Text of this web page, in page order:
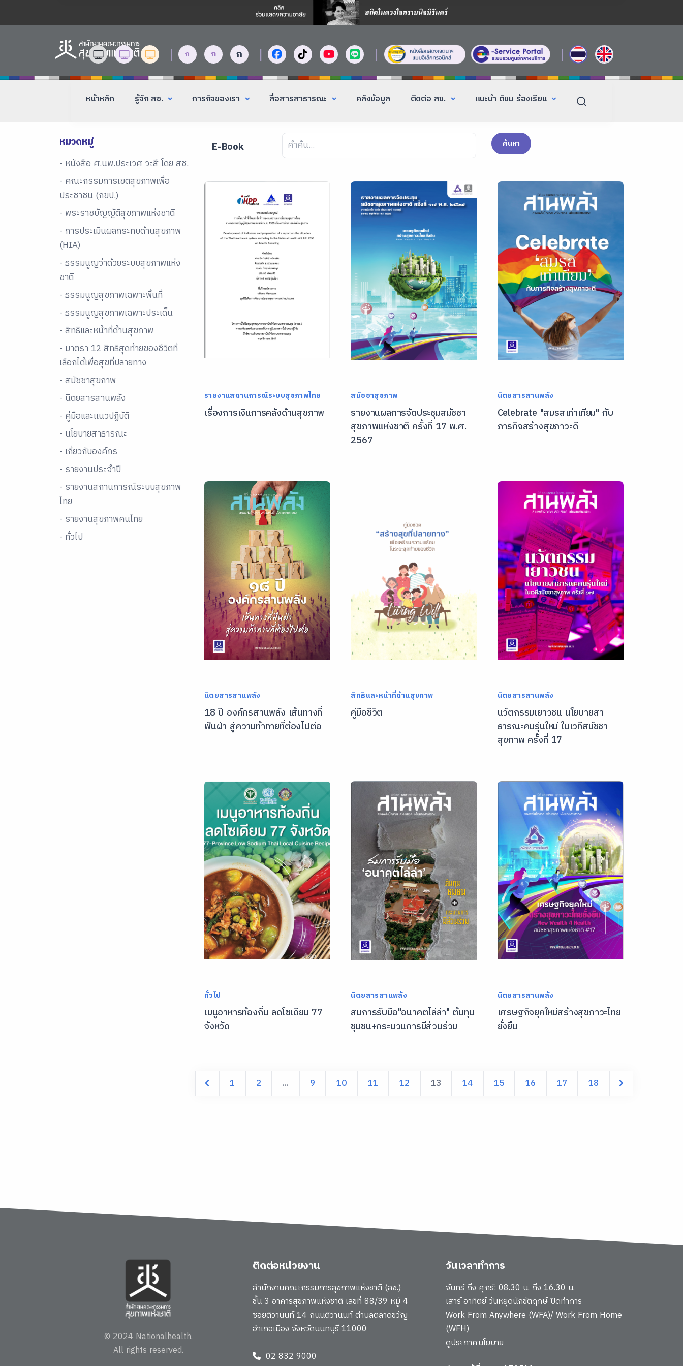
| ก ก ก | | |
หน้าหลัก รู้จัก สช. ภารกิจของเรา สื่อสารสาธารณะ คลังข้อมูล ติดต่อ สช. แนะนำ ติชม ร้องเรียน
E-Book ค้นหา
รายงานสถานการณ์ระบบสุขภาพไทย
เรื่องการเงินการคลังด้านสุขภาพ
สมัชชาสุขภาพ
รายงานผลการจัดประชุมสมัชชา
สุขภาพแห่งชาติ ครั้งที่ 17 พ.ศ.
2567
นิตยสารสานพลัง
Celebrate "สมรสเท่าเทียม" กับ
ภารกิจสร้างสุขภาวะดี
นิตยสารสานพลัง
18 ปี องค์กรสานพลัง เส้นทางที่
ฟันฝ่า สู่ความท้าทายที่ต้องไปต่อ
สิทธิและหน้าที่ด้านสุขภาพ
คู่มือชีวิต
นิตยสารสานพลัง
นวัตกรรมเยาวชน นโยบายสา
ธารณะคนรุ่นใหม่ ในเวทีสมัชชา
สุขภาพ ครั้งที่ 17
ทั่วไป
เมนูอาหารท้องถื่น ลดโซเดียม 77
จังหวัด
นิตยสารสานพลัง
สมการรับมือ"อนาคตไล่ล่า" ต้นทุน
ชุมชน+กระบวนการมีส่วนร่วม
นิตยสารสานพลัง
เศรษฐกิจยุคใหม่สร้างสุขภาวะไทย
ยั่งยืน
1 2 ... 9 10 11 12 13 14 15 16 17 18
หมวดหมู่
- หนังสือ ศ.นพ.ประเวศ วะสี โดย สช.
- คณะกรรมการเขตสุขภาพเพื่อ
ประชาชน (กขป.)
- พระราชบัญญัติสุขภาพแห่งชาติ
- การประเมินผลกระทบด้านสุขภาพ
(HIA)
- ธรรมนูญว่าด้วยระบบสุขภาพแห่ง
ชาติ
- ธรรมนูญสุขภาพเฉพาะพื้นที่
- ธรรมนูญสุขภาพเฉพาะประเด็น
- สิทธิและหน้าที่ด้านสุขภาพ
- มาตรา 12 สิทธิสุดท้ายของชีวิตที่
เลือกได้เพื่อสุขที่ปลายทาง
- สมัชชาสุขภาพ
- นิตยสารสานพลัง
- คู่มือและเเนวปฏิบัติ
- นโยบายสาธารณะ
- เกี่ยวกับองค์กร
- รายงานประจำปี
- รายงานสถานการณ์ระบบสุขภาพ
ไทย
- รายงานสุขภาพคนไทย
- ทั่วไป
© 2024 Nationalhealth.
All rights reserved.
ติดต่อหน่วยงาน
สำนักงานคณะกรรมการสุขภาพแห่งชาติ (สช.)
ชั้น 3 อาคารสุขภาพแห่งชาติ เลขที่ 88/39 หมู่ 4
ซอยติวานนท์ 14 ถนนติวานนท์ ตำบลตลาดขวัญ
อำเภอเมือง จังหวัดนนทบุรี 11000
02 832 9000
วันเวลาทำการ
จันทร์ ถึง ศุกร์: 08.30 น. ถึง 16.30 น.
เสาร์ อาทิตย์ วันหยุดนักขัตฤกษ์ ปิดทำการ
Work From Anywhere (WFA)/ Work From Home
(WFH)
ดูประกาศนโยบาย